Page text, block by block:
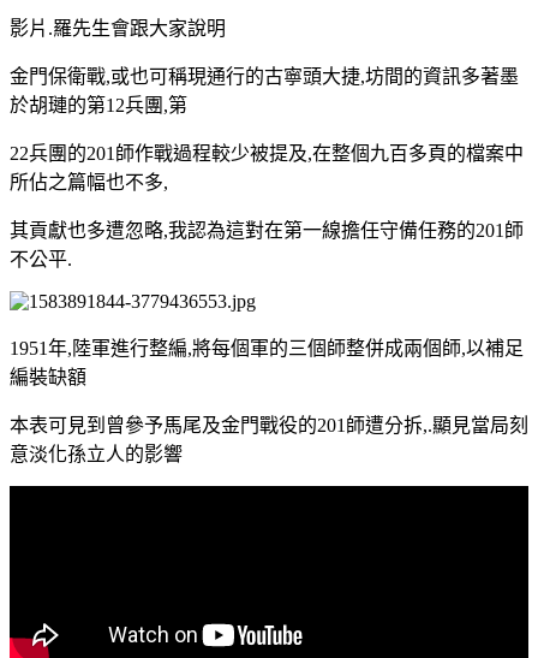
影片.羅先生會跟大家說明
金門保衛戰,或也可稱現通行的古寧頭大捷,坊間的資訊多著墨
於胡璉的第12兵團,第
22兵團的201師作戰過程較少被提及,在整個九百多頁的檔案中
所佔之篇幅也不多,
其貢獻也多遭忽略,我認為這對在第一線擔任守備任務的201師
不公平.
1951年,陸軍進行整編,將每個軍的三個師整併成兩個師,以補足
編裝缺額
本表可見到曾參予馬尾及金門戰役的201師遭分拆,.顯見當局刻
意淡化孫立人的影響